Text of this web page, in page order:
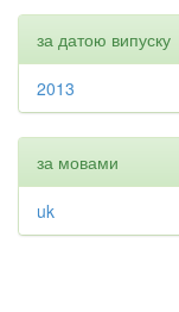
за датою випуску
2013
за мовами
uk